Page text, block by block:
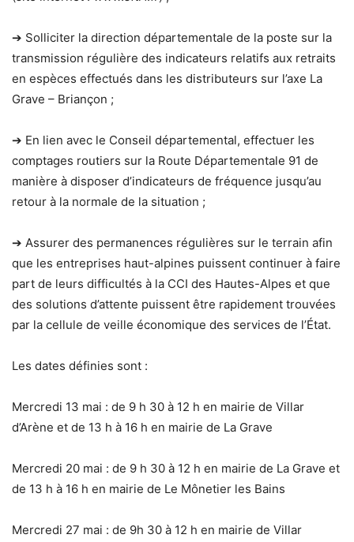
➔ Solliciter la direction départementale de la poste sur la
transmission régulière des indicateurs relatifs aux retraits
en espèces effectués dans les distributeurs sur l’axe La
Grave – Briançon ;
➔ En lien avec le Conseil départemental, effectuer les
comptages routiers sur la Route Départementale 91 de
manière à disposer d’indicateurs de fréquence jusqu’au
retour à la normale de la situation ;
➔ Assurer des permanences régulières sur le terrain afin
que les entreprises haut-alpines puissent continuer à faire
part de leurs difficultés à la CCI des Hautes-Alpes et que
des solutions d’attente puissent être rapidement trouvées
par la cellule de veille économique des services de l’État.
Les dates définies sont :
Mercredi 13 mai : de 9 h 30 à 12 h en mairie de Villar
d’Arène et de 13 h à 16 h en mairie de La Grave
Mercredi 20 mai : de 9 h 30 à 12 h en mairie de La Grave et
de 13 h à 16 h en mairie de Le Mônetier les Bains
Mercredi 27 mai : de 9h 30 à 12 h en mairie de Villar